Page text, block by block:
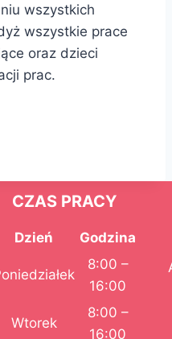
wszystkich
wszystkie prace
oraz dzieci
prac.
CZAS PRACY
Dzień Godzina
8:00 –
16:00
Wtorek
8:00 –
16:00